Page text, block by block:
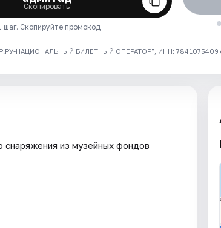
Скопировать
шаг. Скопируйте промокод
НАЦИОНАЛЬНЫЙ БИЛЕТНЫЙ ОПЕРАТОР", ИНН: 7841075409
из музейных фондов